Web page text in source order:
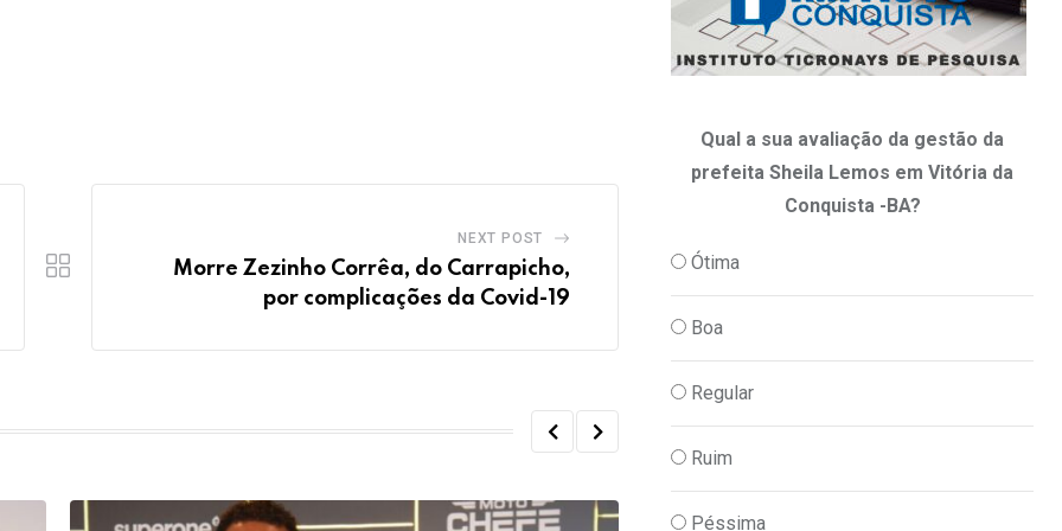
NEXT POST
Morre Zezinho Corrêa, do Carrapicho,
por complicações da Covid-19
Qual a sua avaliação da gestão da
prefeita Sheila Lemos em Vitória da
Conquista -BA?
Ótima
Boa
Regular
Ruim
Péssima